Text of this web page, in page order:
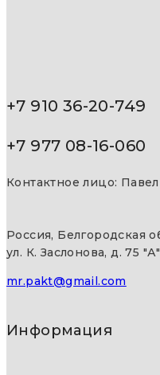
+7 910 36-20-749
+7 977 08-16-060
Контактное лицо: Павел
Россия, Белгородская
ул. К. Заслонова, д. 75 "А"
mr.pakt@gmail.com
Информация